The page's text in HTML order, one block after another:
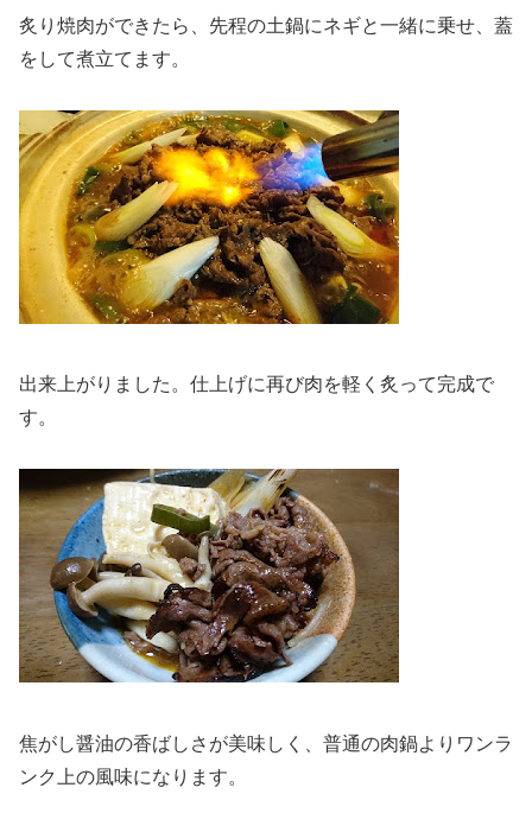
炙り焼肉ができたら、先程の土鍋にネギと一緒に乗せ、蓋
をして煮立てます。
出来上がりました。仕上げに再び肉を軽く炙って完成で
す。
焦がし醤油の香ばしさが美味しく、普通の肉鍋よりワンラ
ンク上の風味になります。